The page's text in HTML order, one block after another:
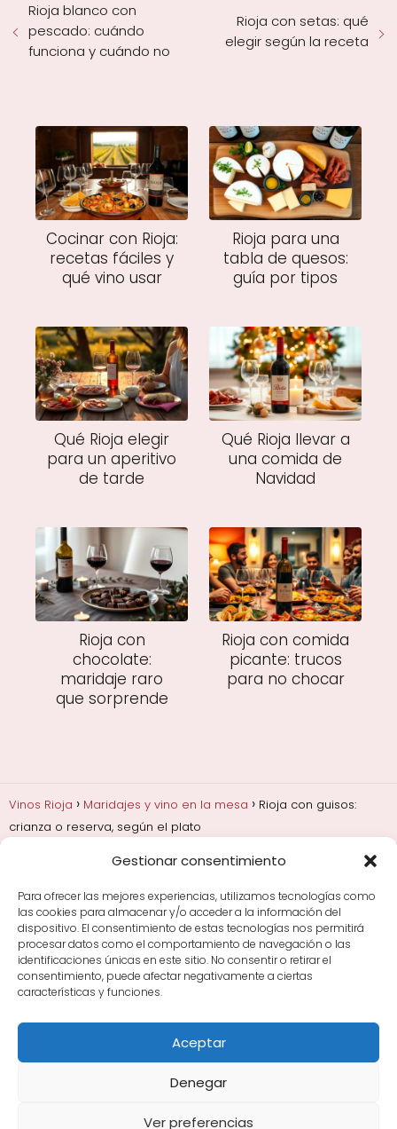
Gestionar consentimiento
Para ofrecer las mejores experiencias, utilizamos tecnologías como
las cookies para almacenar y/o acceder a la información del
dispositivo. El consentimiento de estas tecnologías nos permitirá
procesar datos como el comportamiento de navegación o las
identificaciones únicas en este sitio. No consentir o retirar el
consentimiento, puede afectar negativamente a ciertas
características y funciones.
Aceptar
Denegar
Ver preferencias
Rioja blanco con
pescado: cuándo
funciona y cuándo no
Rioja con setas: qué
elegir según la receta
Cocinar con Rioja:
recetas fáciles y
qué vino usar
Rioja para una
tabla de quesos:
guía por tipos
Qué Rioja elegir
para un aperitivo
de tarde
Qué Rioja llevar a
una comida de
Navidad
Rioja con
chocolate:
maridaje raro
que sorprende
Rioja con comida
picante: trucos
para no chocar
Vinos Rioja Maridajes y vino en la mesa
Rioja con guisos:
crianza o reserva, según el plato
Añadas, crianza y guarda
Bodegas y marcas de
Rioja
Cata y aprender a probar vino
Comprar vino
Rioja y guías de regalo
Cultura del vino y
curiosidades
Enoturismo en Rioja
Maridajes y vino en la mesa
Tiendas de vino por
ciudades
Tipos de Rioja y clasificación
bodegas por área
|Política de Cookies